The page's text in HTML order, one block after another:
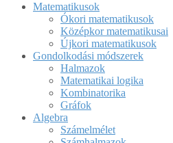
Matematikusok
Ókori matematikusok
Középkor matematikusai
Újkori matematikusok
Gondolkodási módszerek
Halmazok
Matematikai logika
Kombinatorika
Gráfok
Algebra
Számelmélet